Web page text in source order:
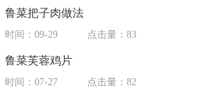
鲁菜把子肉做法
时间：09-29 点击量：83
鲁菜芙蓉鸡片
时间：07-27 点击量：82